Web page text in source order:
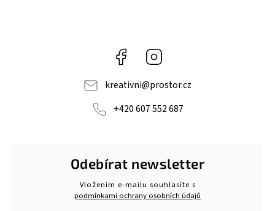
Facebook
kreativni@prostor.cz
+420 607 552 687
Odebírat newsletter
Vložením e-mailu souhlasíte s
podmínkami ochrany osobních údajů